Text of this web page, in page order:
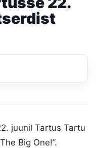
juunil Tartus Tartu
Big One!”.